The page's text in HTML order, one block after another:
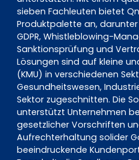
sieben Fachleuten bietet
Produktpalette an,
GDPR, Whistleblowing-
Sanktionsprüfung und
Lösungen sind auf kleine
(KMU) in verschiedenen
Gesundheitswesen,
Sektor zugeschnitten. Die
unterstützt Unternehmen
gesetzlicher Vorschriften
Aufrechterhaltung solider
beeindruckende